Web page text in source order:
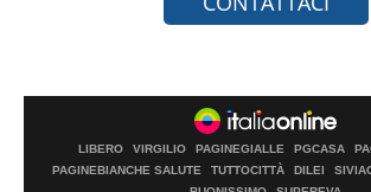
LIBERO VIRGILIO PAGINEGIALLE PGCASA
PAGINEBIANCHE SALUTE
TUTTOCITTÀ DILEI